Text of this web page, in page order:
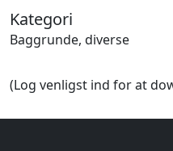
Lyd, billede
Mad, drikke
Mærkedage
Mennesker
Kategori
Baggrunde, diverse
(Log venligst ind for at